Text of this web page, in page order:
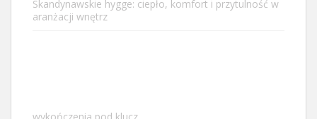
Skandynawskie hygge: ciepło, komfort i przytulność w
aranżacji wnętrz